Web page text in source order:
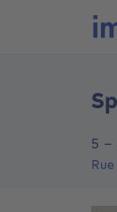
5 -